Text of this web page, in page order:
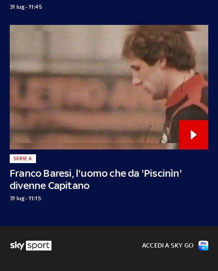
31 lug - 11:45
Franco Baresi, l'uomo che da 'Piscinìn'
divenne Capitano
SERIE A
31 lug - 11:15
ACCEDI A SKY GO